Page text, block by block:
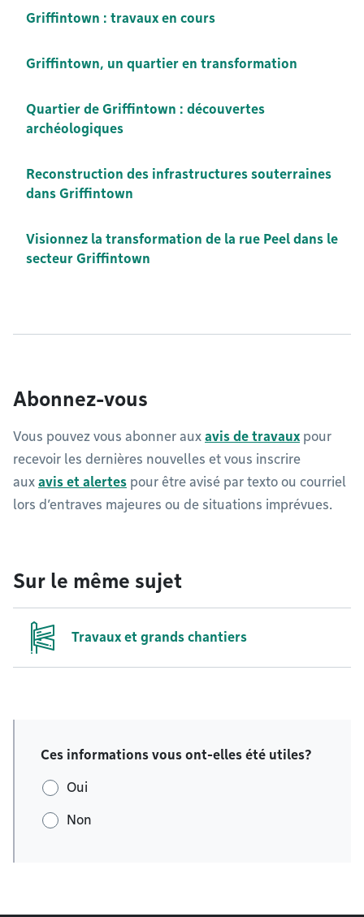
Griffintown : travaux en cours
Griffintown, un quartier en transformation
Quartier de Griffintown : découvertes
archéologiques
Reconstruction des infrastructures souterraines
dans Griffintown
Visionnez la transformation de la rue Peel dans le
secteur Griffintown
Abonnez-vous
Vous pouvez vous abonner aux avis de travaux pour
recevoir les dernières nouvelles et vous inscrire
aux avis et alertes pour être avisé par texto ou courriel
lors d’entraves majeures ou de situations imprévues.
Sur le même sujet
Travaux et grands chantiers
Ces informations vous ont-elles été utiles?
Oui
Non